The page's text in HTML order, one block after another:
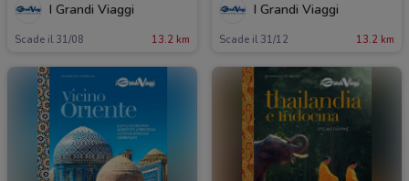
I Grandi Viaggi
Scade il 31/08 13.2 km
I Grandi Viaggi
Scade il 31/12 13.2 km